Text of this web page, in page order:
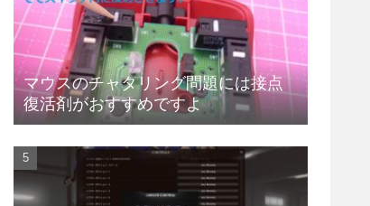
マウスのチャタリング問題には接点
復活剤がおすすめですよ